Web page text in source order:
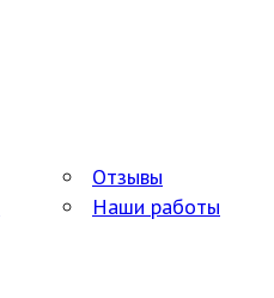
Отзывы
Наши работы